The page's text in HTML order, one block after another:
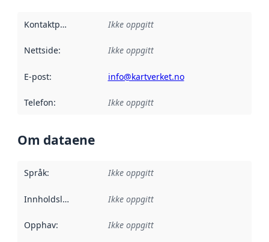
Kontaktpunkt Ikke oppgitt
Nettside: Ikke oppgitt
E-post: info@kartverket.no
Telefon: Ikke oppgitt
Om dataene
Språk: Ikke oppgitt
Innholdsleverandører :
Ikke oppgitt
Opphav: Ikke oppgitt